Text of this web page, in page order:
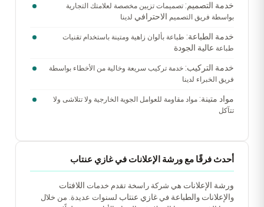
خدمة التصميم: تصميمات تزيين مخصصة لعلامتك التجارية
بواسطة فريق التصميم الاحترافي لدينا
خدمة الطباعة: طباعة بألوان زاهية ومتينة باستخدام تقنيات
طباعة عالية الجودة
خدمة التركيب: خدمة تركيب سريعة وخالية من الأخطاء بواسطة
فريق الخبراء لدينا
مواد متينة: مواد مقاومة للعوامل الجوية الخارجية ولا تتلاشى ولا
تتآكل
أحدث فرقًا مع ورشة الإعلانات في غازي عنتاب
ورشة الإعلانات هي شركة راسخة تقدم خدمات اللافتات
والإعلانات والطباعة في غازي عنتاب لسنوات عديدة. من خلال